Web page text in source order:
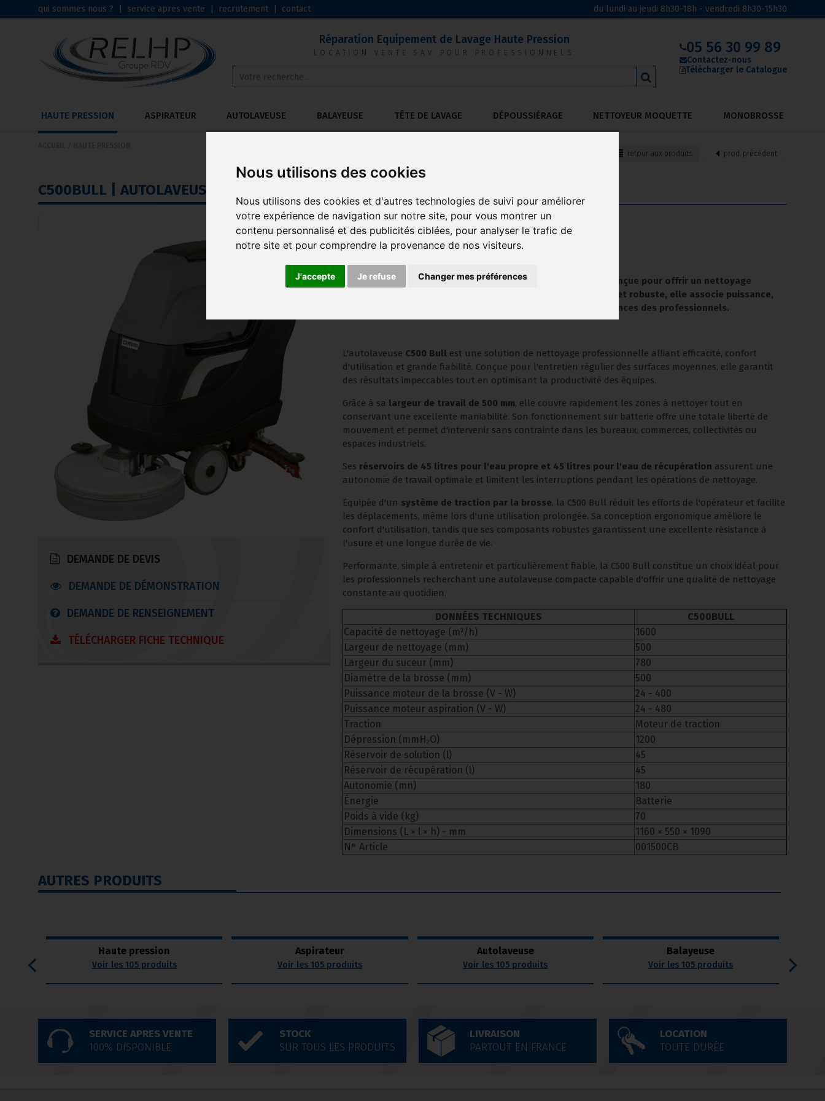
Nous utilisons des cookies
Nous utilisons des cookies et d'autres technologies de suivi pour améliorer
votre expérience de navigation sur notre site, pour vous montrer un
contenu personnalisé et des publicités ciblées, pour analyser le trafic de
notre site et pour comprendre la provenance de nos visiteurs.
J'accepte Je refuse Changer mes préférences
qui sommes nous ? service apres vente recrutement contact du lundi au jeudi 8h30-18h - vendredi 8h30-15h30
Réparation Equipement de Lavage Haute Pression
LOCATION VENTE SAV POUR PROFESSIONNELS 05 56 30 99 89
Contactez-nous
Télécharger le Catalogue
HAUTE PRESSION ASPIRATEUR AUTOLAVEUSE BALAYEUSE TÊTE DE LAVAGE DÉPOUSSIÉRAGE NETTOYEUR MOQUETTE MONOBROSSE
retour aux produits prod. précédent
C500BULL | AUTOLAVEUSE COMPACTE À BATTERIES OMM
DEMANDE DE DEVIS
DEMANDE DE DÉMONSTRATION
DEMANDE DE RENSEIGNEMENT
TÉLÉCHARGER FICHE TECHNIQUE
MARQUE : OMM
La C500 Bull est une autolaveuse accompagnée à batterie conçue pour offrir un nettoyage
performant des surfaces moyennes. Compacte, ergonomique et robuste, elle associe puissance,
autonomie et simplicité d'utilisation pour répondre aux exigences des professionnels.
L'autolaveuse C500 Bull est une solution de nettoyage professionnelle alliant efficacité, confort
d'utilisation et grande fiabilité. Conçue pour l'entretien régulier des surfaces moyennes, elle garantit
des résultats impeccables tout en optimisant la productivité des équipes.
Grâce à sa largeur de travail de 500 mm, elle couvre rapidement les zones à nettoyer tout en
conservant une excellente maniabilité. Son fonctionnement sur batterie offre une totale liberté de
mouvement et permet d'intervenir sans contrainte dans les bureaux, commerces, collectivités ou
espaces industriels.
Ses réservoirs de 45 litres pour l'eau propre et 45 litres pour l'eau de récupération assurent une
autonomie de travail optimale et limitent les interruptions pendant les opérations de nettoyage.
Équipée d'un système de traction par la brosse, la C500 Bull réduit les efforts de l'opérateur et facilite
les déplacements, même lors d'une utilisation prolongée. Sa conception ergonomique améliore le
confort d'utilisation, tandis que ses composants robustes garantissent une excellente résistance à
l'usure et une longue durée de vie.
Performante, simple à entretenir et particulièrement fiable, la C500 Bull constitue un choix idéal pour
les professionnels recherchant une autolaveuse compacte capable d'offrir une qualité de nettoyage
constante au quotidien.
DONNÉES TECHNIQUES
C500BULL
Capacité de nettoyage (m²/h)
1600
Largeur de nettoyage (mm)
500
Largeur du suceur (mm)
780
Diamètre de la brosse (mm)
500
Puissance moteur de la brosse (V - W)
24 - 400
Puissance moteur aspiration (V - W)
24 - 480
Traction
Moteur de traction
Dépression (mmH₂O)
1200
Réservoir de solution (l)
45
Réservoir de récupération (l)
45
Autonomie (mn)
180
Énergie
Batterie
Poids à vide (kg)
70
Dimensions (L × l × h) - mm
1160 × 550 × 1090
N° Article
001500CB
AUTRES PRODUITS
Haute pression
Voir les 105 produits
Aspirateur
Voir les 105 produits
Autolaveuse
Voir les 105 produits
Balayeuse
Voir les 105 produits
SERVICE APRES VENTE
100% DISPONIBLE
STOCK
SUR TOUS LES PRODUITS
LIVRAISON
PARTOUT EN FRANCE
LOCATION
TOUTE DURÉE